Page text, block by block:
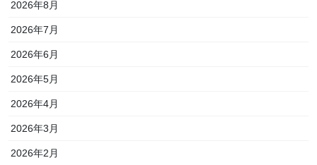
2026年8月
2026年7月
2026年6月
2026年5月
2026年4月
2026年3月
2026年2月